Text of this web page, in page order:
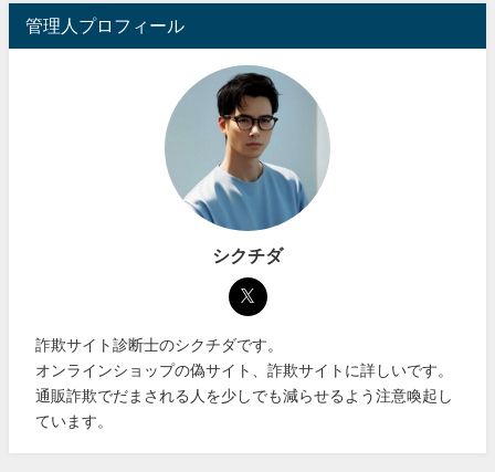
管理人プロフィール
シクチダ
詐欺サイト診断士のシクチダです。
オンラインショップの偽サイト、詐欺サイトに詳しいです。
通販詐欺でだまされる人を少しでも減らせるよう注意喚起し
ています。